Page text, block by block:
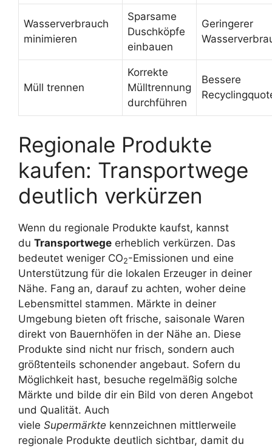
Wasserverbrauch
minimieren
Sparsame
Duschköpfe
einbauen
Geringerer
Müll trennen
Korrekte
Mülltrennung
durchführen
Bessere
Regionale Produkte
kaufen: Transportwege
deutlich verkürzen
Wenn du regionale Produkte kaufst, kannst
du Transportwege erheblich verkürzen. Das
bedeutet weniger CO2-Emissionen und eine
Unterstützung für die lokalen Erzeuger in deiner
Nähe. Fang an, darauf zu achten, woher deine
Lebensmittel stammen. Märkte in deiner
Umgebung bieten oft frische, saisonale Waren
direkt von Bauernhöfen in der Nähe an. Diese
Produkte sind nicht nur frisch, sondern auch
größtenteils schonender angebaut. Sofern du
Möglichkeit hast, besuche regelmäßig solche
Märkte und bilde dir ein Bild von deren Angebot
und Qualität. Auch
viele Supermärkte kennzeichnen mittlerweile
regionale Produkte deutlich sichtbar, damit du